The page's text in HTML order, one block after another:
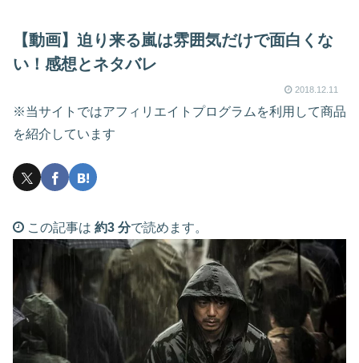
【動画】迫り来る嵐は雰囲気だけで面白くな
い！感想とネタバレ
2018.12.11
※当サイトではアフィリエイトプログラムを利用して商品
を紹介しています
この記事は 約3 分で読めます。